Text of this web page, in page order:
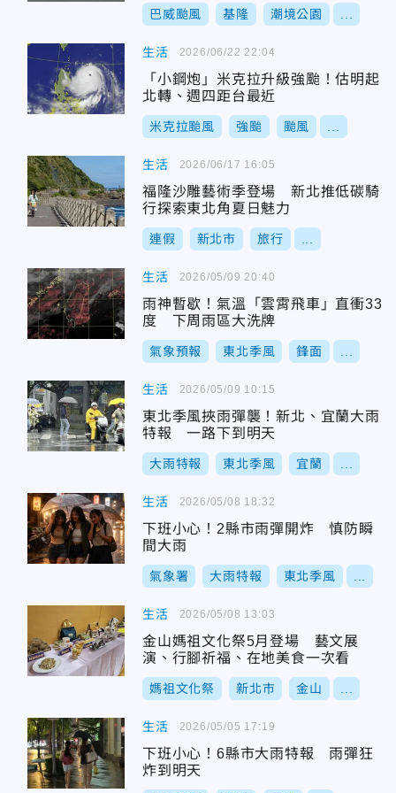
巴威颱風 基隆 潮境公園
生活
「小鋼炮」米克拉升級強颱！估明起
北轉、週四距台最近
米克拉颱風 強颱 颱風
2026/06/22 22:04
生活
福隆沙雕藝術季登場 新北推低碳騎
行探索東北角夏日魅力
連假 新北市 旅行
2026/06/17 16:05
生活
雨神暫歇！氣溫「雲霄飛車」直衝33
度 下周雨區大洗牌
氣象預報 東北季風 鋒面
2026/05/09 20:40
生活
東北季風挾雨彈襲！新北、宜蘭大雨
特報 一路下到明天
大雨特報 東北季風 宜蘭
2026/05/09 10:15
生活
下班小心！2縣市雨彈開炸 慎防瞬
間大雨
氣象署 大雨特報 東北季風
2026/05/08 18:32
生活
金山媽祖文化祭5月登場 藝文展
演、行腳祈福、在地美食一次看
媽祖文化祭 新北市 金山
2026/05/08 13:03
生活
下班小心！6縣市大雨特報 雨彈狂
炸到明天
2026/05/05 17:19